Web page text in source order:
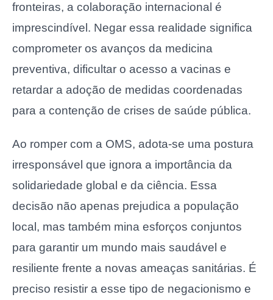
fronteiras, a colaboração internacional é
imprescindível. Negar essa realidade significa
comprometer os avanços da medicina
preventiva, dificultar o acesso a vacinas e
retardar a adoção de medidas coordenadas
para a contenção de crises de saúde pública.
Ao romper com a OMS, adota-se uma postura
irresponsável que ignora a importância da
solidariedade global e da ciência. Essa
decisão não apenas prejudica a população
local, mas também mina esforços conjuntos
para garantir um mundo mais saudável e
resiliente frente a novas ameaças sanitárias. É
preciso resistir a esse tipo de negacionismo e